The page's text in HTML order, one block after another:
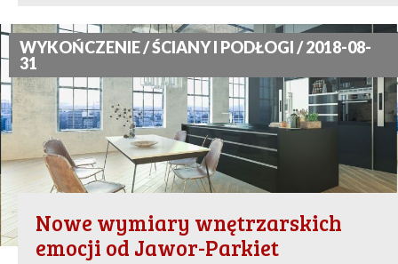
WYKOŃCZENIE / ŚCIANY I PODŁOGI / 2018-08-
31
Nowe wymiary wnętrzarskich
emocji od Jawor-Parkiet